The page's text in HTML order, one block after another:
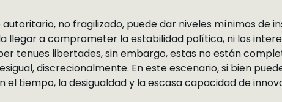
autoritario, no fragilizado, puede dar niveles mínimos de
llegar a comprometer la estabilidad política, ni los
tenues libertades, sin embargo, estas no están
discrecionalmente. En este escenario, si bien
el tiempo, la desigualdad y la escasa capacidad de